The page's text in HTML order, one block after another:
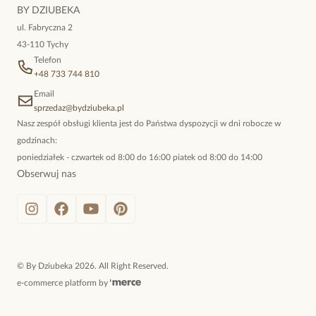
BY DZIUBEKA
ul. Fabryczna 2
43-110 Tychy
Telefon
+48 733 744 810
Email
sprzedaz@bydziubeka.pl
Nasz zespół obsługi klienta jest do Państwa dyspozycji w dni robocze w
godzinach:
poniedziałek - czwartek od 8:00 do 16:00 piatek od 8:00 do 14:00
Obserwuj nas
© By Dziubeka 2026. All Right Reserved.
e-commerce platform by